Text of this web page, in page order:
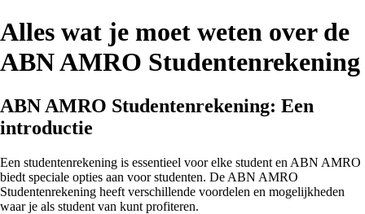
Alles wat je moet weten over de
ABN AMRO Studentenrekening
ABN AMRO Studentenrekening: Een
introductie
Een studentenrekening is essentieel voor elke student en ABN AMRO
biedt speciale opties aan voor studenten. De ABN AMRO
Studentenrekening heeft verschillende voordelen en mogelijkheden
waar je als student van kunt profiteren.